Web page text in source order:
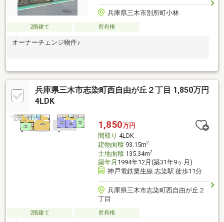
兵庫県三木市別所町小林
2階建て 所有権
オーナーチェンジ物件♪
兵庫県三木市志染町西自由が丘２丁目 1,850万円
4LDK
1,850万円
間取り 4LDK
建物面積93.15m2
土地面積135.34m2
築年月 1994年12月(築31年9ヶ月)
神戸電鉄粟生線 志染駅 徒歩11分
兵庫県三木市志染町西自由が丘２
丁目
2階建て 所有権